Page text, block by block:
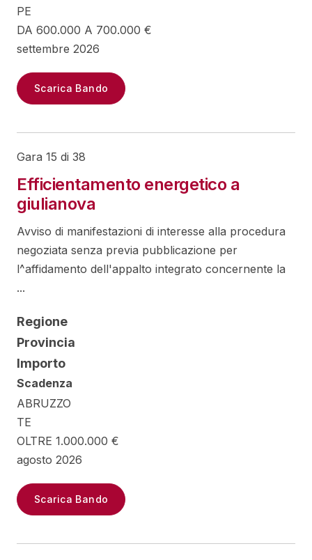
PE
DA 600.000 A 700.000 €
settembre 2026
Scarica Bando
Gara 15 di 38
Efficientamento energetico a
giulianova
Avviso di manifestazioni di interesse alla procedura
negoziata senza previa pubblicazione per
l^affidamento dell'appalto integrato concernente la
...
Regione
Provincia
Importo
Scadenza
ABRUZZO
TE
OLTRE 1.000.000 €
agosto 2026
Scarica Bando